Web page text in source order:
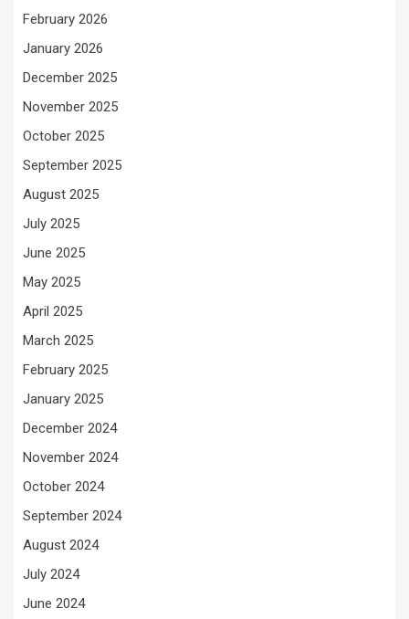
February 2026
January 2026
December 2025
November 2025
October 2025
September 2025
August 2025
July 2025
June 2025
May 2025
April 2025
March 2025
February 2025
January 2025
December 2024
November 2024
October 2024
September 2024
August 2024
July 2024
June 2024